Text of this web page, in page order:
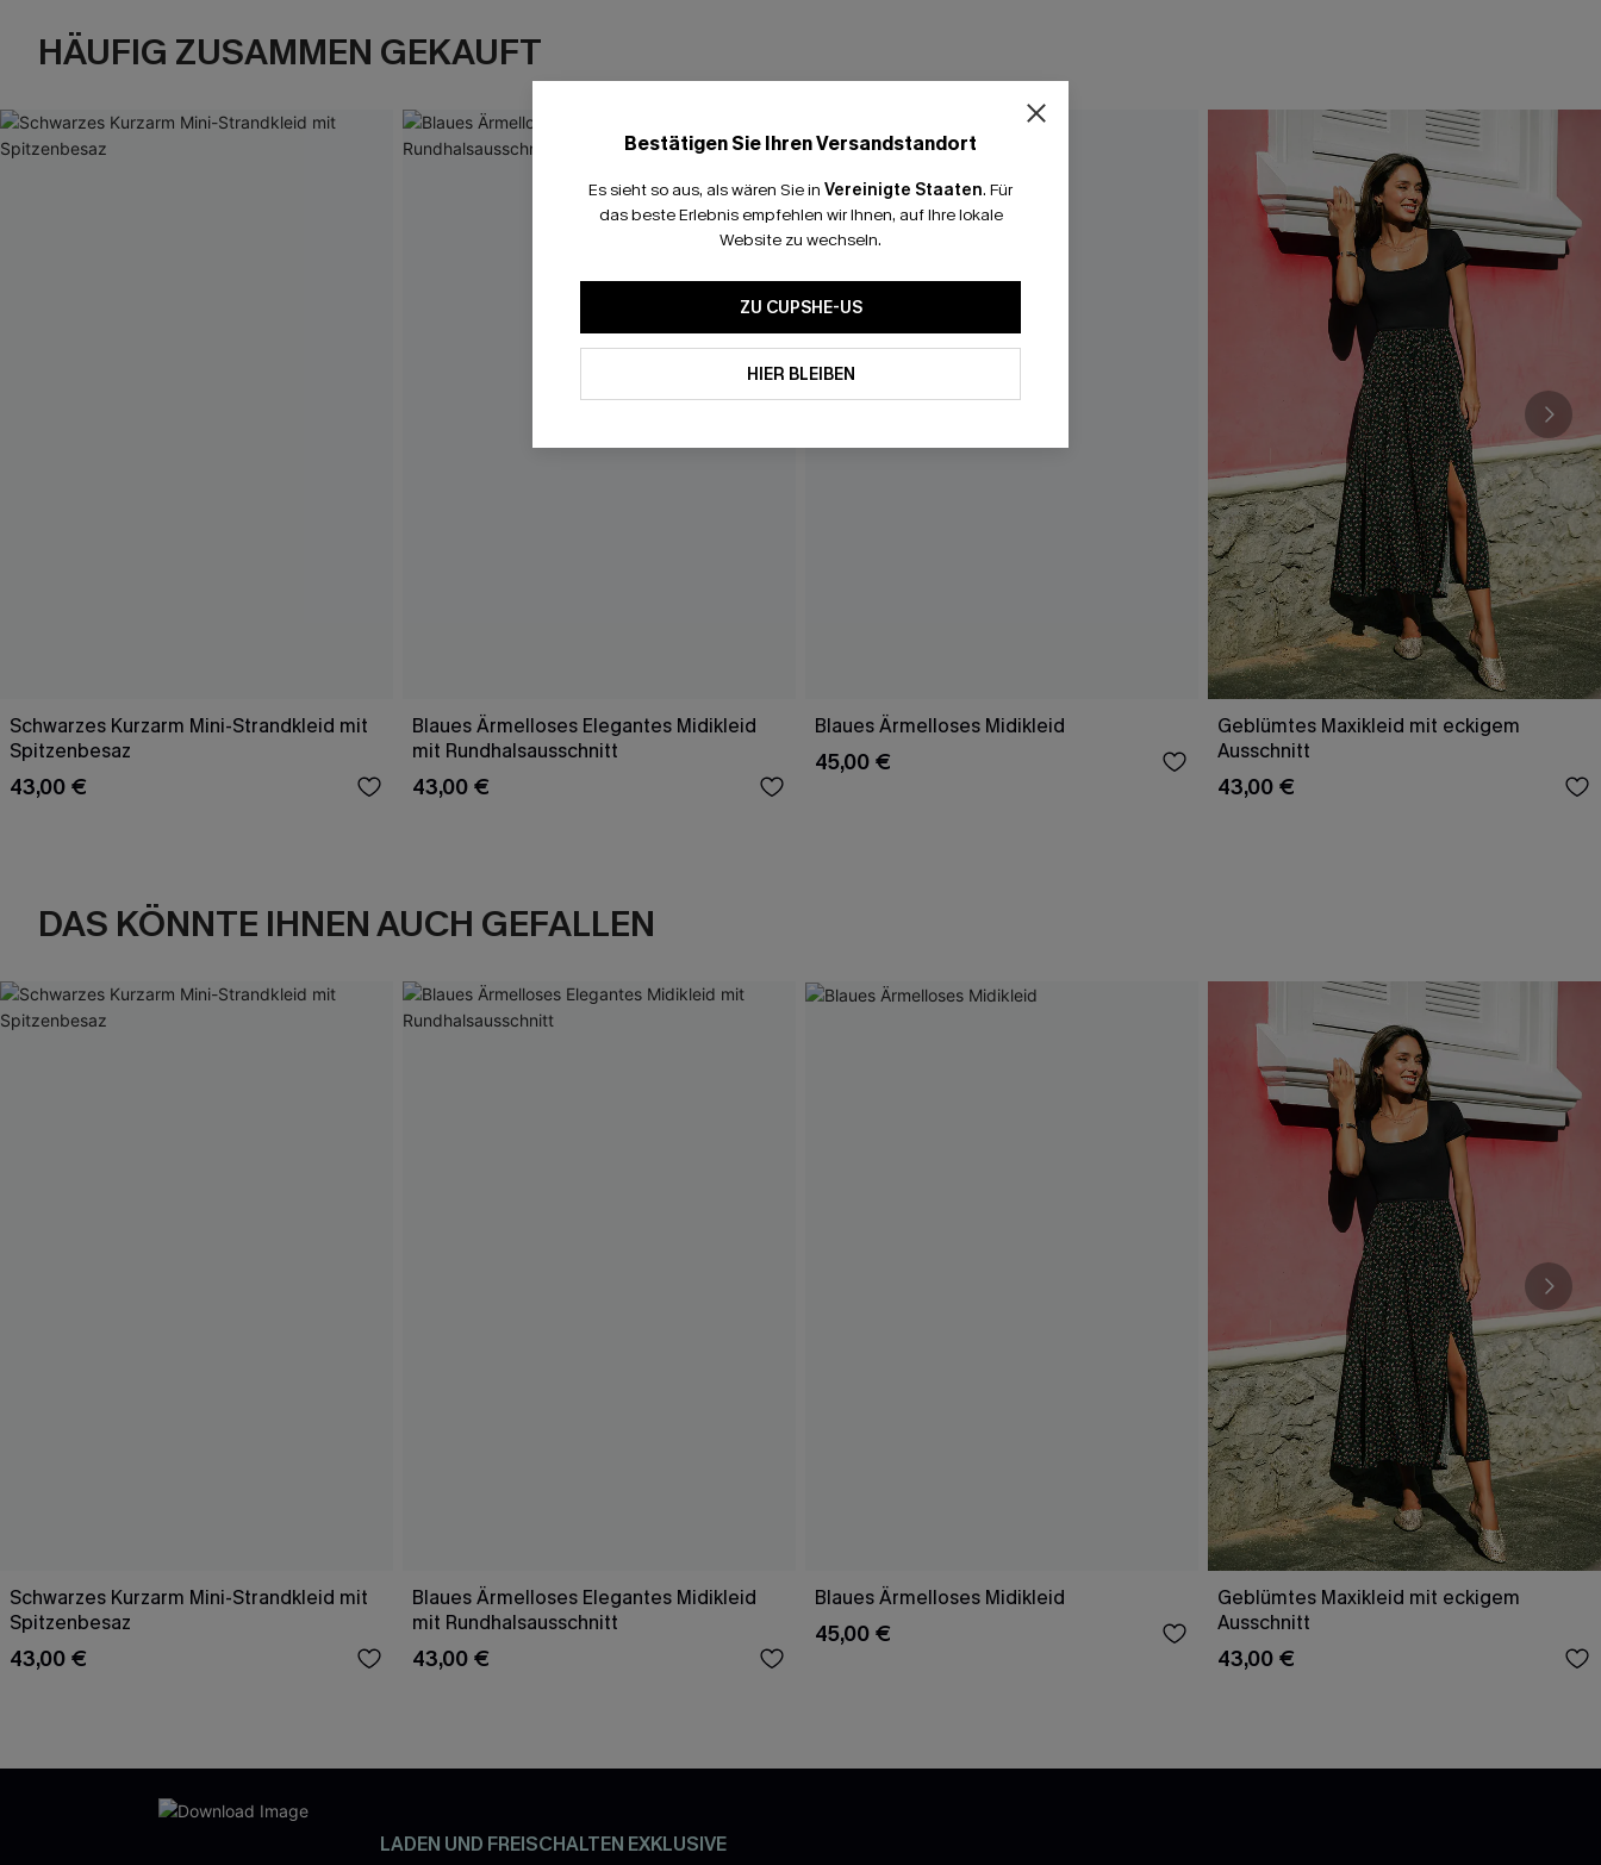
HÄUFIG ZUSAMMEN GEKAUFT
Schwarzes Kurzarm Mini-Strandkleid mit
Spitzenbesaz
43,00 €
Blaues Ärmelloses Elegantes Midikleid
mit Rundhalsausschnitt
43,00 €
Blaues Ärmelloses Midikleid
45,00 €
Geblümtes Maxikleid mit eckigem
Ausschnitt
43,00 €
DAS KÖNNTE IHNEN AUCH GEFALLEN
Schwarzes Kurzarm Mini-Strandkleid mit
Spitzenbesaz
43,00 €
Blaues Ärmelloses Elegantes Midikleid
mit Rundhalsausschnitt
43,00 €
Blaues Ärmelloses Midikleid
45,00 €
Geblümtes Maxikleid mit eckigem
Ausschnitt
43,00 €
LADEN UND FREISCHALTEN EXKLUSIVE
Bestätigen Sie Ihren Versandstandort
Es sieht so aus, als wären Sie in Vereinigte Staaten. Für
das beste Erlebnis empfehlen wir Ihnen, auf Ihre lokale
Website zu wechseln.
ZU CUPSHE-US
HIER BLEIBEN